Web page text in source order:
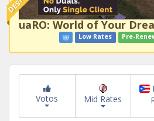
uaRO: World of Your
Low Rates Pre-
Votos Mid Rates